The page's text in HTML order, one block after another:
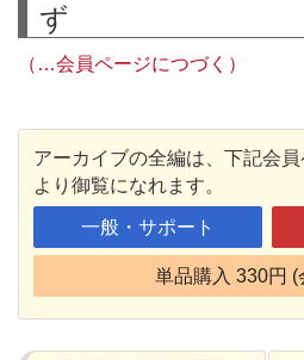
ず
（…会員ページにつづく）
アーカイブの全編は、下記会
より御覧になれます。
一般・サポート
単品購入 330円 (